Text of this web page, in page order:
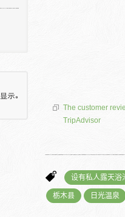
The customer
TripAdvisor
设有私人露天浴
栃木县 日光温泉